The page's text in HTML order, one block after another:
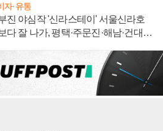
자·유통
진 야심작 '신라스테이' 서울신라호
다 잘 나가, 평택·주문진·해남·건대로